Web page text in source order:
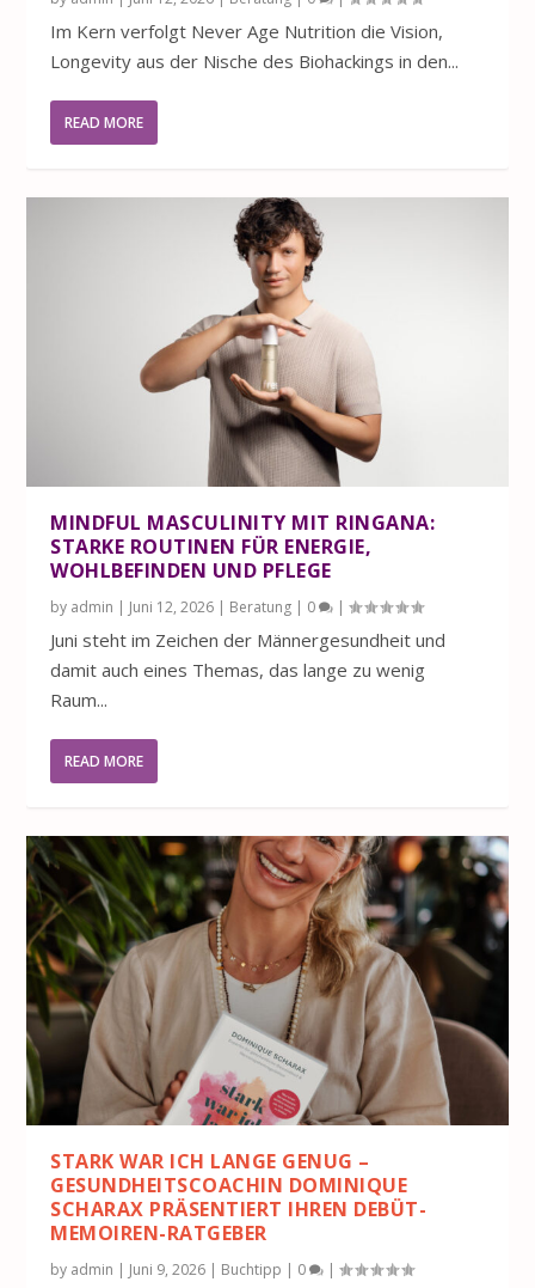
Im Kern verfolgt Never Age Nutrition die Vision,
Longevity aus der Nische des Biohackings in den...
READ MORE
MINDFUL MASCULINITY MIT RINGANA:
STARKE ROUTINEN FÜR ENERGIE,
WOHLBEFINDEN UND PFLEGE
by admin | Juni 12, 2026 | Beratung | 0 |
Juni steht im Zeichen der Männergesundheit und
damit auch eines Themas, das lange zu wenig
Raum...
READ MORE
STARK WAR ICH LANGE GENUG –
GESUNDHEITSCOACHIN DOMINIQUE
SCHARAX PRÄSENTIERT IHREN DEBÜT-
MEMOIREN-RATGEBER
by admin | Juni 9, 2026 | Buchtipp | 0 |